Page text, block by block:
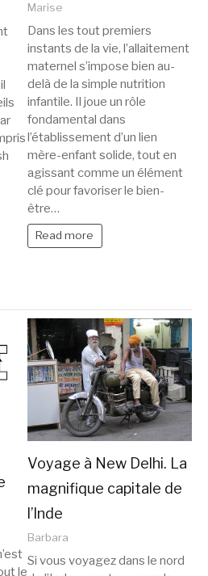
Marise
Dans les tout premiers
instants de la vie, l’allaitement
maternel s’impose bien au-
delà de la simple nutrition
infantile. Il joue un rôle
fondamental dans
l’établissement d’un lien
mère-enfant solide, tout en
agissant comme un élément
clé pour favoriser le bien-
être…
Read more
le
Voyage à New Delhi. La
magnifique capitale de
l’Inde
Barbara
Si vous voyagez dans le nord